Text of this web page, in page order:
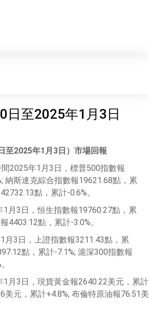
日至2025年1月3日
日至2025年1 月 3 日）市場回報
2025年1月3日，標普500指數報
納斯達克綜合指數報19621.68點，累
點，累計-0.6%。
月3日，恒生指數報19760.27點，累
4403.12點，累計-3.0%。
月3日，上證指數報3211.43點，累
點，累計-7.1%; 滬深300指數報
1月3日，現貨黃金報2640.22美元，累計
美元，累計+4.8%; 布倫特原油報76.51美